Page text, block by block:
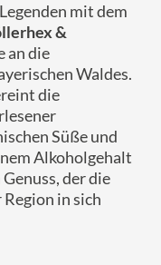
mit dem
&
an die
Waldes.
die
Süße und
Alkoholgehalt
der die
in sich